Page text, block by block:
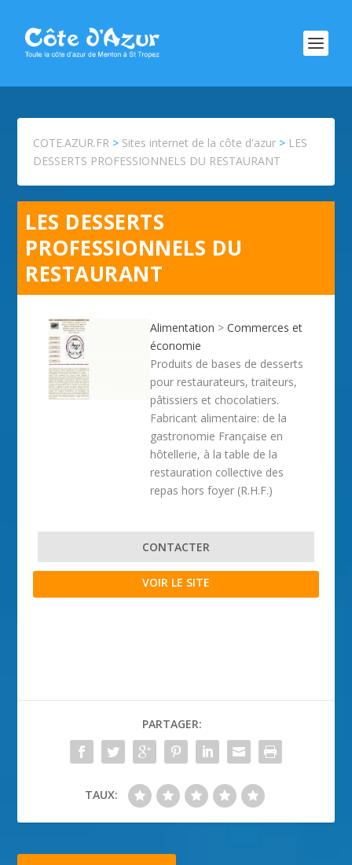
COTE.AZUR.FR > Sites internet de la côte d'azur > LES
DESSERTS PROFESSIONNELS DU RESTAURANT
LES DESSERTS
PROFESSIONNELS DU
RESTAURANT
Alimentation >Commerces et
économie
Produits de bases de desserts
pour restaurateurs, traiteurs,
pâtissiers et chocolatiers.
Fabricant alimentaire: de la
gastronomie Française en
hôtellerie, à la table de la
restauration collective des
repas hors foyer (R.H.F.)
CONTACTER
VOIR LE SITE
PARTAGER:
TAUX: